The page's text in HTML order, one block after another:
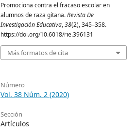
Promociona contra el fracaso escolar en
alumnos de raza gitana.Revista De
Investigación Educativa,38(2), 345–358.
https://doi.org/10.6018/rie.396131
Más formatos de cita
Número
Vol. 38 Núm. 2 (2020)
Sección
Artículos